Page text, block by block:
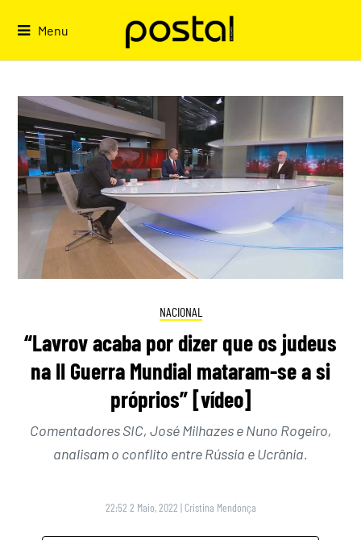
Menu
NACIONAL
“Lavrov acaba por dizer que os judeus
na II Guerra Mundial mataram-se a si
próprios” [vídeo]
Comentadores SIC, José Milhazes e Nuno Rogeiro,
analisam o conflito entre Rússia e Ucrânia.
22:52 2 Maio, 2022 | Cristina Mendonça